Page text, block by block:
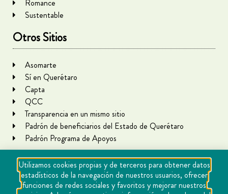
Romance
Sustentable
Otros Sitios
Asomarte
Sí en Querétaro
Capta
QCC
Transparencia en un mismo sitio
Padrón de beneficiarios del Estado de Querétaro
Padrón Programa de Apoyos
Utilizamos cookies propias y de terceros para obtener datos
estadísticos de la navegación de nuestros usuarios, ofrecer
funciones de redes sociales y favoritos y mejorar nuestros